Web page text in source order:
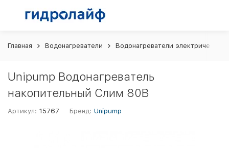
Главная Водонагреватели Водонагреватели электрические
Unipump Водонагреватель
накопительный Слим 80В
Артикул: 15767 Бренд: Unipump